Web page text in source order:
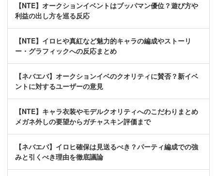
【NTE】オークションイベントはブッパマン優位？遊び方や
利益の出し方を巡る反応
【NTE】イロヒや真紅など魅力的キャラの編成やストーリ
ー・グラフィックへの反応まとめ
【ネバエバ】オークションイベのクオリティに賛否？新イベ
ントに対するユーザーの意見
【NTE】キャラ衣装やモデルクオリティへのこだわりまとめ
メガネ外しの要望からガチャスキン評価まで
【ネバエバ】イロヒ確保は見送るべき？パーティ編成での強
みと引くべき理由を徹底議論